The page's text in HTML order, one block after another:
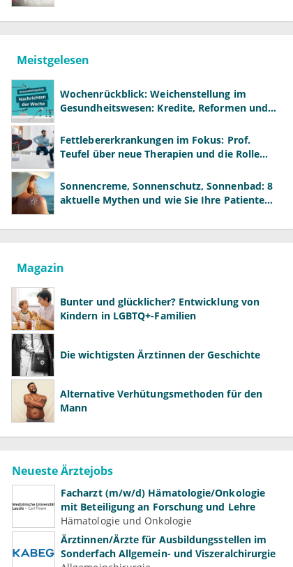
Meistgelesen
Wochenrückblick: Weichenstellung im
Gesundheitswesen: Kredite, Reformen und
Fettlebererkrankungen im Fokus: Prof.
Teufel über neue Therapien und die Rolle
Sonnencreme, Sonnenschutz, Sonnenbad: 8
aktuelle Mythen und wie Sie Ihre Patienten
Magazin
Bunter und glücklicher? Entwicklung von
Kindern in LGBTQ+-Familien
Die wichtigsten Ärztinnen der Geschichte
Alternative Verhütungsmethoden für den
Mann
Neueste Ärztejobs
Facharzt (m/w/d) Hämatologie/Onkologie
mit Beteiligung an Forschung und Lehre
Hämatologie und Onkologie
Ärztinnen/Ärzte für Ausbildungsstellen im
Sonderfach Allgemein- und Viszeralchirurgie